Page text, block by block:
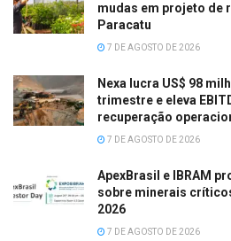
mudas em projeto de
Paracatu
7 DE AGOSTO DE 2026
Nexa lucra US$ 98
trimestre e eleva
recuperação
7 DE AGOSTO DE 2026
ApexBrasil e IBRAM
sobre minerais
2026
7 DE AGOSTO DE 2026